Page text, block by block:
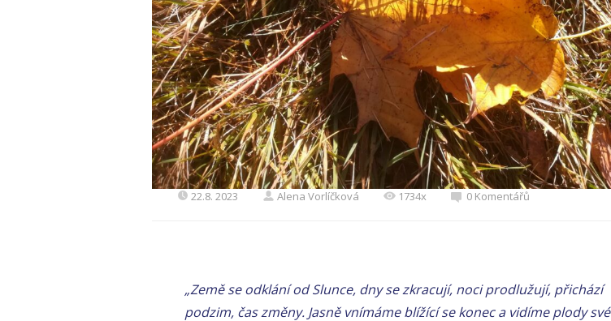
22.8. 2023 Alena Vorlíčková 1734x 0 Komentářů
„Země se odklání od Slunce, dny se zkracují, noci prodlužují, přichází
podzim, čas změny. Jasně vnímáme blížící se konec a vidíme plody své